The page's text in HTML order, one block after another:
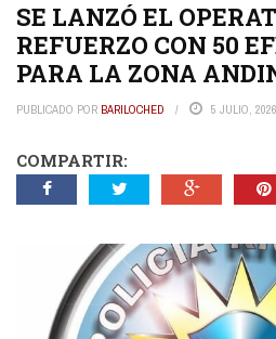
SE LANZÓ EL
REFUERZO CON 50
PARA LA ZONA
PUBLICADO POR BARILOCHED 5 JULIO, 2026
COMPARTIR: